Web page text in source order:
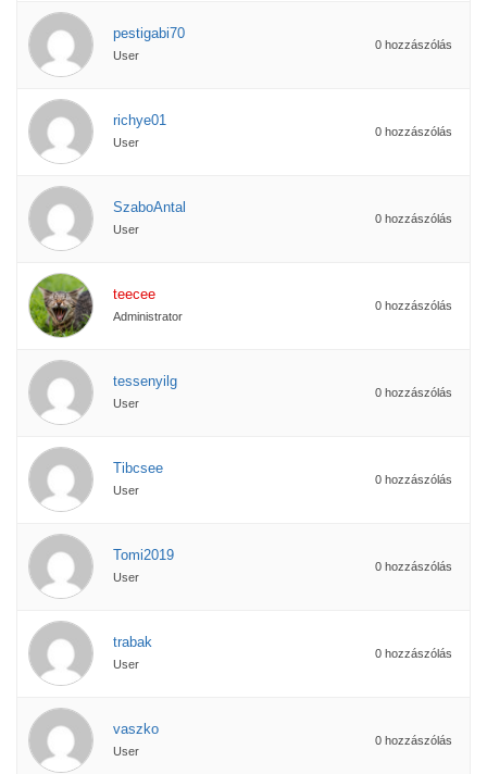
pestigabi70
User
0 hozzászólás
richye01
User
0 hozzászólás
SzaboAntal
User
0 hozzászólás
teecee
Administrator
0 hozzászólás
tessenyilg
User
0 hozzászólás
Tibcsee
User
0 hozzászólás
Tomi2019
User
0 hozzászólás
trabak
User
0 hozzászólás
vaszko
User
0 hozzászólás